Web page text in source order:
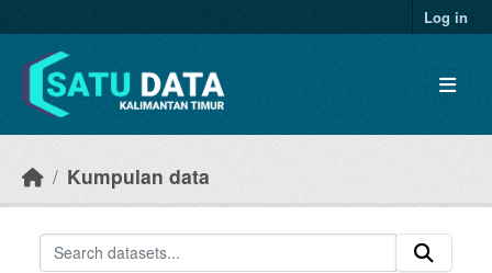
Log in
Kumpulan data